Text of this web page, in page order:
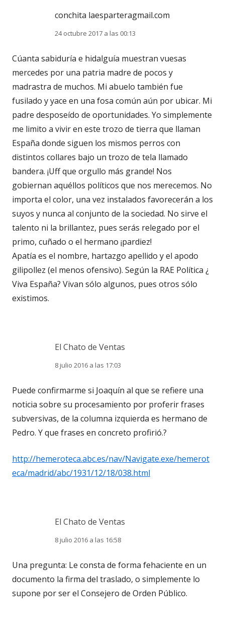
conchita laesparteragmail.com
24 octubre 2017 a las 00:13
Cúanta sabiduría e hidalguía muestran vuesas
mercedes por una patria madre de pocos y
madrastra de muchos. Mi abuelo también fue
fusilado y yace en una fosa común aún por ubicar. Mi
padre desposeído de oportunidades. Yo simplemente
me limito a vivir en este trozo de tierra que llaman
España donde siguen los mismos perros con
distintos collares bajo un trozo de tela llamado
bandera. ¡Uff que orgullo más grande! Nos
gobiernan aquéllos políticos que nos merecemos. No
importa el color, una vez instalados favorecerán a los
suyos y nunca al conjunto de la sociedad. No sirve el
talento ni la brillantez, pues serás relegado por el
primo, cuñado o el hermano ¡pardiez!
Apatía es el nombre, hartazgo apellido y el apodo
gilipollez (el menos ofensivo). Según la RAE Política ¿
Viva España? Vivan sólo algunos, pues otros sólo
existimos.
El Chato de Ventas
8 julio 2016 a las 17:03
Puede confirmarme si Joaquín al que se refiere una
noticia sobre su procesamiento por proferir frases
subversivas, de la columna izquierda es hermano de
Pedro. Y que frases en concreto profirió.?
http://hemeroteca.abc.es/nav/Navigate.exe/hemerot
eca/madrid/abc/1931/12/18/038.html
El Chato de Ventas
8 julio 2016 a las 16:58
Una pregunta: Le consta de forma fehaciente en un
documento la firma del traslado, o simplemente lo
supone por ser el Consejero de Orden Público.